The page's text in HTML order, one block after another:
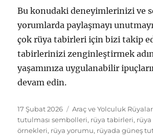
Bu konudaki deneyimlerinizi ve
yorumlarda paylaşmayı
çok rüya tabirleri için bizi takip
tabirlerinizi zenginleştirmek
yaşamınıza uygulanabilir
devam edin.
Yayın
tarihi
17 Şubat 2026 Kategoriler
Araç ve Yolculuk
tutulması sembolleri, rüya tabirleri,
örnekleri, rüya yorumu, rüyada güneş